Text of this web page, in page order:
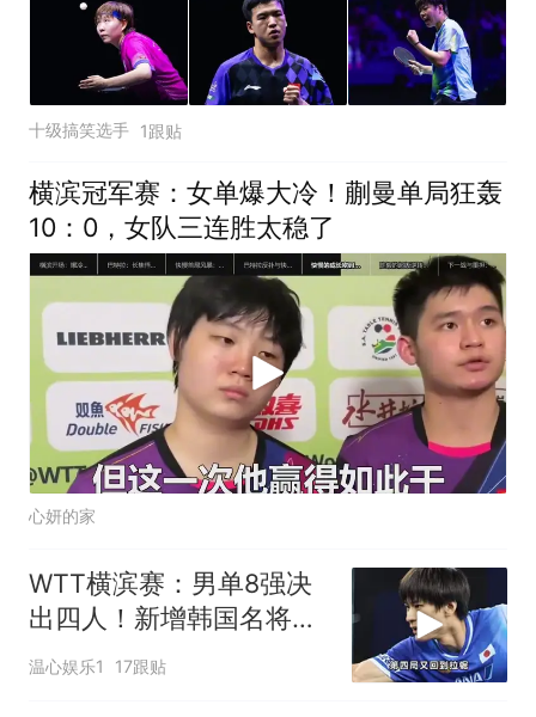
十级搞笑选手 1跟贴
横滨冠军赛：女单爆大冷！蒯曼单局狂轰
10：0，女队三连胜太稳了
心妍的家
WTT横滨赛：男单8强决
出四人！新增韩国名将晋
级，日本队已占2席
温心娱乐1 17跟贴